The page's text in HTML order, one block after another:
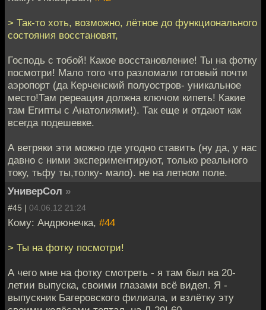
> Так-то хоть, возможно, лётное до функционального
состояния восстановят,
Господь с тобой! Какое восстановление! Ты на фотку
посмотри! Мало того что разломали готовый почти
аэропорт (да Керченский полуостров- уникальное
место!Там ререация должна ключом кипеть! Какие
там Египты с Анатолиями!). Так еще и отдают как
всегда подешевке.
А ветряки эти можно где угодно ставить (ну да, у нас
давно с ними экспериментируют, только реального
току, тьфу ты,толку- мало). не на летном поле.
УниверСол »
#45 | 04.06.12 21:24
Кому: Андрюнечка, #44
> Ты на фотку посмотри!
А чего мне на фотку смотреть - я там был на 20-
летии выпуска, своими глазами всё видел. Я -
выпускник Багеровского филиала, и взлётку эту